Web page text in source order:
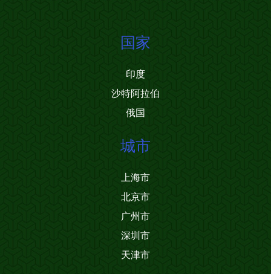
国家
印度
沙特阿拉伯
俄国
城市
上海市
北京市
广州市
深圳市
天津市